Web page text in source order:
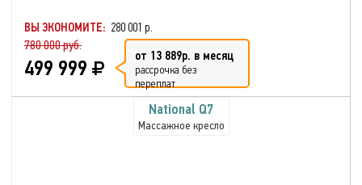
ВЫ ЭКОНОМИТЕ: 280 001 р.
780 000 руб.
499 999 от 13 889р. в месяц
рассрочка без
переплат
National Q7
Массажное кресло